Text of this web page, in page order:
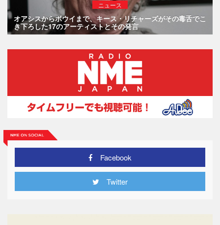
ニュース
オアシスからボウイまで、キース・リチャーズがその毒舌でこ
き下ろした17のアーティストとその発言
Facebook
Twitter